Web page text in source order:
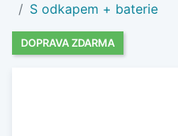
S odkapem + baterie
DOPRAVA ZDARMA